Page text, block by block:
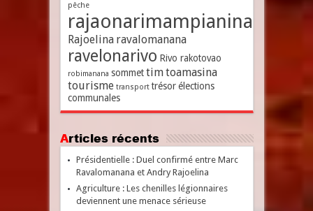
pêche
rajaonarimampianina
Rajoelina ravalomanana
ravelonarivo Rivo rakotovao
robimanana sommet timtoamasina
tourisme transport trésor élections
communales
Articles récents
Présidentielle : Duel confirmé entre Marc
Ravalomanana et Andry Rajoelina
Agriculture : Les chenilles légionnaires
deviennent une menace sérieuse